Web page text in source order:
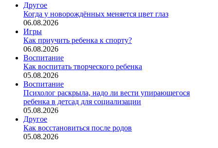
Другое
Когда у новорождённых меняется цвет глаз
06.08.2026
Игры
Как приучить ребенка к спорту?
06.08.2026
Воспитание
Как воспитать творческого ребенка
05.08.2026
Воспитание
Психолог раскрыла, надо ли вести упирающегося
ребенка в детсад для социализации
05.08.2026
Другое
Как восстановиться после родов
05.08.2026